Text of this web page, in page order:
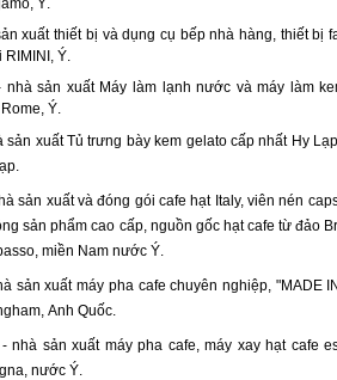
xuất thiết bị và dụng cụ bếp nhà hàng, thiết bị
Ý.
nhà sản xuất Máy làm lạnh nước và máy làm
Ý.
sản xuất Tủ trưng bày kem gelato cấp nhất Hy
sản xuất và đóng gói cafe hạt Italy, viên nén
sản phẩm cao cấp, nguồn gốc hạt cafe từ đảo
miền Nam nước Ý.
sản xuất máy pha cafe chuyên nghiệp, "MADE
Anh Quốc.
nhà sản xuất máy pha cafe, máy xay hạt cafe
nước Ý.